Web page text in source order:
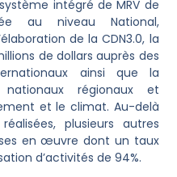
intégré de MRV de
au niveau National,
de la CDN3.0, la
de dollars auprès des
ainsi que la
régionaux et
et le climat. Au-delà
plusieurs autres
en œuvre dont un taux
d’activités de 94%.